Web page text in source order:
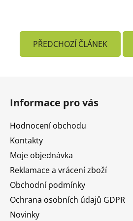
PŘEDCHOZÍ ČLÁNEK
Informace pro vás
Hodnocení obchodu
Kontakty
Moje objednávka
Reklamace a vrácení zboží
Obchodní podmínky
Ochrana osobních údajů GDPR
Novinky